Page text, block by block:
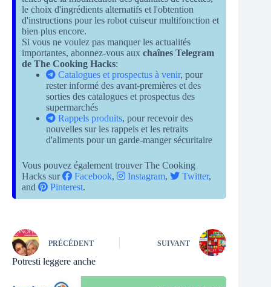
le choix d'ingrédients alternatifs et l'obtention
d'instructions pour les robot cuiseur multifonction et
bien plus encore.
Si vous ne voulez pas manquer les actualités
importantes, abonnez-vous aux chaînes Telegram
de The Cooking Hacks:
Catalogues et prospectus à venir, pour
rester informé des avant-premières et des
sorties des catalogues et prospectus des
supermarchés
Rappels produits, pour recevoir des
nouvelles sur les rappels et les retraits
d'aliments pour un garde-manger sécuritaire
Vous pouvez également trouver The Cooking
Hacks sur
Facebook, Instagram, Twitter,
and
Pinterest.
PRÉCÉDENT SUIVANT
Potresti leggere anche